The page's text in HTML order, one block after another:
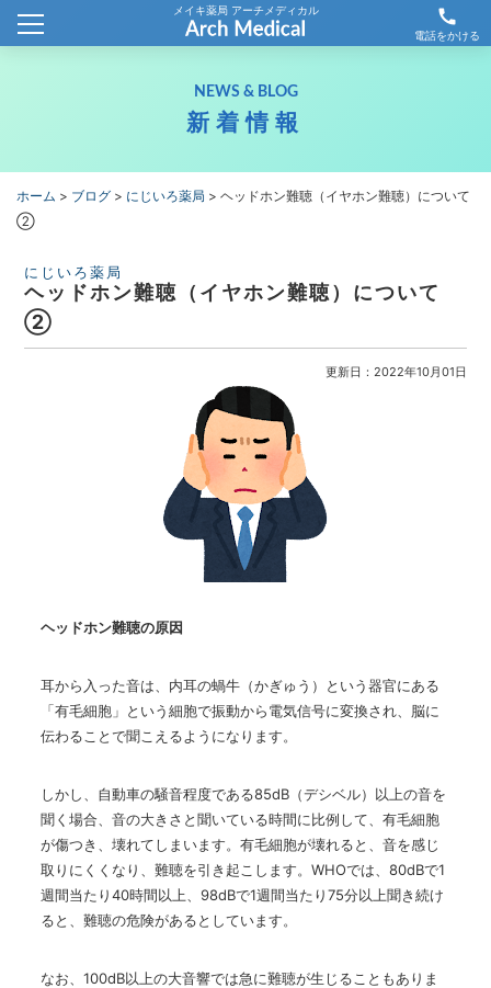
メイキ薬局 アーチメディカル call
電話をかける
ホーム
新着情報
薬局情報
採用情報
お問合せ
NEWS & BLOG
新着情報
ホーム > ブログ > にじいろ薬局 > ヘッドホン難聴（イヤホン難聴）について
②
にじいろ薬局
ヘッドホン難聴（イヤホン難聴）について
②
更新日：2022年10月01日
ヘッドホン難聴の原因
耳から入った音は、内耳の蝸牛（かぎゅう）という器官にある
「有毛細胞」という細胞で振動から電気信号に変換され、脳に
伝わることで聞こえるようになります。
しかし、自動車の騒音程度である85dB （デシベル）以上の音を
聞く場合、音の大きさと聞いている時間に比例して、有毛細胞
が傷つき、壊れてしまいます。有毛細胞が壊れると、音を感じ
取りにくくなり、難聴を引き起こします。WHOでは、80dBで1
週間当たり40時間以上、98dBで1週間当たり75分以上聞き続け
ると、難聴の危険があるとしています。
なお、100dB以上の大音響では急に難聴が生じることもありま